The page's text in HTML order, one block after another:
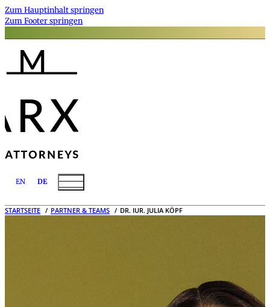
Zum Hauptinhalt springen
Zum Footer springen
EN DE
STARTSEITE PARTNER & TEAMS DR. IUR. JULIA KÖPF